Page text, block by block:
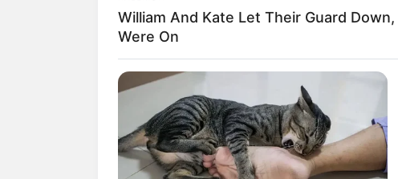
William And Kate Let Their Guard
Were On